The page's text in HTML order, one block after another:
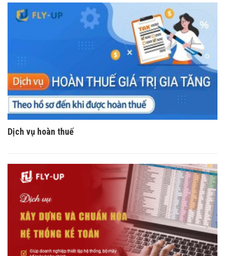
Dịch vụ hoàn thuế